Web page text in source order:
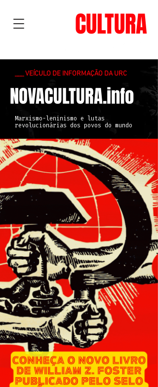
CULTURA
___ VEÍCULO DE INFORMAÇÃO DA URC
NOVACULTURA.info
Marxismo-leninismo e lutas
revolucionárias dos povos do mundo